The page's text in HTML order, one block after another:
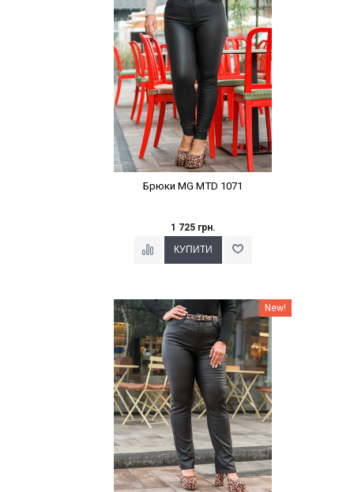
Брюки MG MTD 1071
1 725 грн.
Наклейки Варіант з % New!